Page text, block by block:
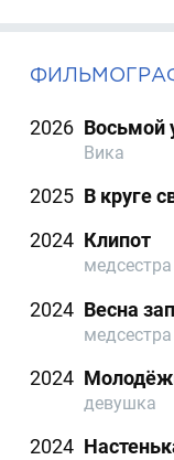
2026 Восьмой
Вика
2025 В круге
2024 Клипот
медсестра
2024 Весна
медсестра
2024
девушка
2024